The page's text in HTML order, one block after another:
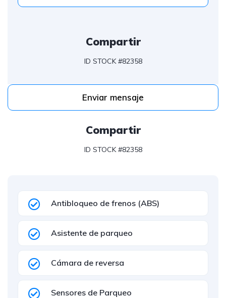
Compartir
ID STOCK #82358
Enviar mensaje
Compartir
ID STOCK #82358
Antibloqueo de frenos (ABS)
Asistente de parqueo
Cámara de reversa
Sensores de Parqueo